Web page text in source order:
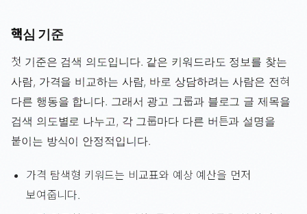
핵심 기준
첫 기준은 검색 의도입니다. 같은 키워드라도 정보를 찾는
사람, 가격을 비교하는 사람, 바로 상담하려는 사람은 전혀
다른 행동을 합니다. 그래서 광고 그룹과 블로그 글 제목을
검색 의도별로 나누고, 각 그룹마다 다른 버튼과 설명을
붙이는 방식이 안정적입니다.
가격 탐색형 키워드는 비교표와 예상 예산을 먼저
보여줍니다.